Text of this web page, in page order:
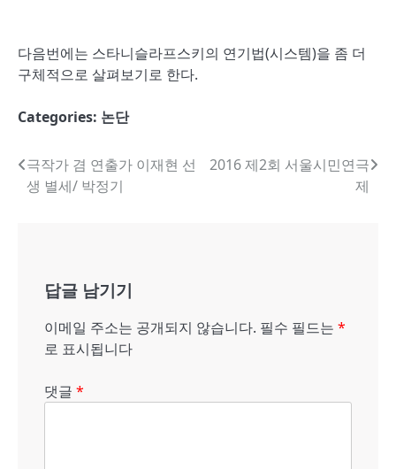
다음번에는 스타니슬라프스키의 연기법(시스템)을 좀 더
구체적으로 살펴보기로 한다.
Categories: 논단
글
내
극작가 겸 연출가 이재현 선
생 별세/ 박정기
2016 제2회 서울시민연극
제
답글 남기기
이메일 주소는 공개되지 않습니다. 필수 필드는 *
로 표시됩니다
댓글 *